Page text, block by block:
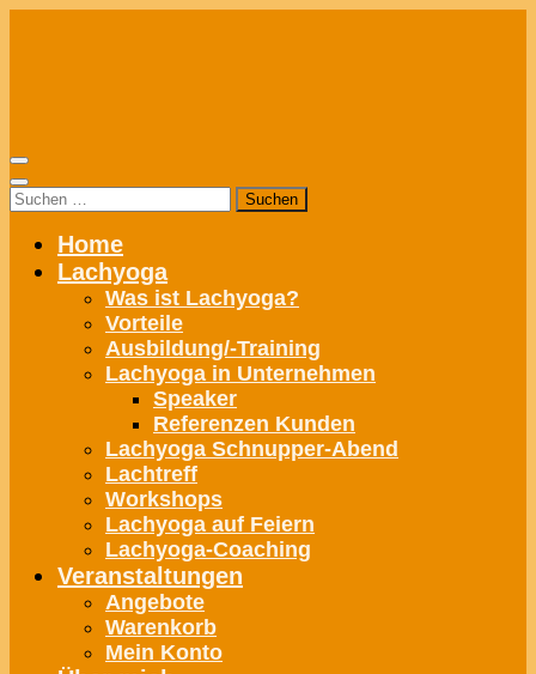
Suchen
nach:
Home
Lachyoga
Was ist Lachyoga?
Vorteile
Ausbildung/-Training
Lachyoga in Unternehmen
Speaker
Referenzen Kunden
Lachyoga Schnupper-Abend
Lachtreff
Workshops
Lachyoga auf Feiern
Lachyoga-Coaching
Veranstaltungen
Angebote
Warenkorb
Mein Konto